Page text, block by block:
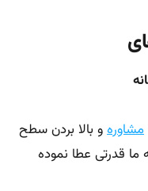
مشاورهو بالا بردن سطح
ما قدرتی عطا نموده